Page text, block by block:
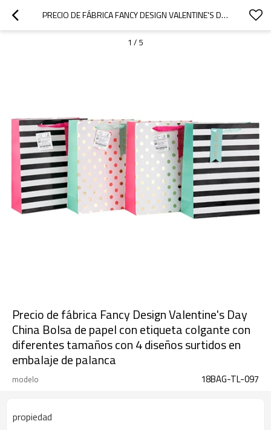
PRECIO DE FÁBRICA FANCY DESIGN VALENTINE'S DAY CHINA BOLSA DE PAPEL CON ETIQUETA COLGANTE CON DIFERENTES TAMAÑOS CON 4 DISEÑOS SURTIDOS EN EMBALAJE DE PALANCA
1 / 5
Precio de fábrica Fancy Design Valentine's Day
China Bolsa de papel con etiqueta colgante con
diferentes tamaños con 4 diseños surtidos en
embalaje de palanca
modelo 18BAG-TL-097
propiedad